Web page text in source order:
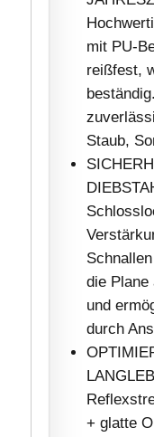
mit PU-
reißfest,
Staub,
die
und
durch
+ glatte